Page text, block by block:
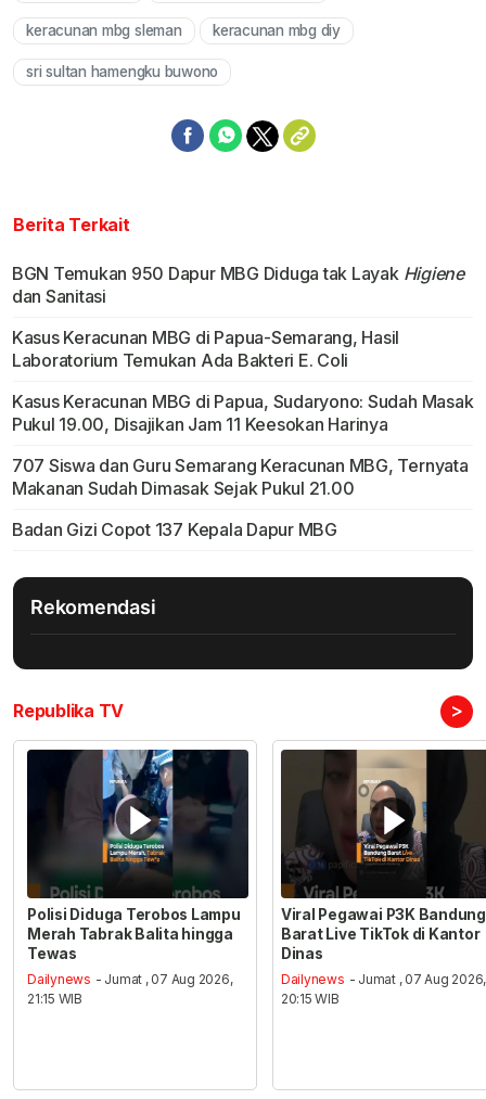
keracunan mbg sleman keracunan mbg diy
sri sultan hamengku buwono
Berita Terkait
BGN Temukan 950 Dapur MBG Diduga tak Layak Higiene
dan Sanitasi
Kasus Keracunan MBG di Papua-Semarang, Hasil
Laboratorium Temukan Ada Bakteri E. Coli
Kasus Keracunan MBG di Papua, Sudaryono: Sudah Masak
Pukul 19.00, Disajikan Jam 11 Keesokan Harinya
707 Siswa dan Guru Semarang Keracunan MBG, Ternyata
Makanan Sudah Dimasak Sejak Pukul 21.00
Badan Gizi Copot 137 Kepala Dapur MBG
Rekomendasi
Republika TV >
Polisi Diduga Terobos Lampu
Merah Tabrak Balita hingga
Tewas
Dailynews - Jumat , 07 Aug 2026,
21:15 WIB
Viral Pegawai P3K Bandung
Barat Live TikTok di Kantor
Dinas
Dailynews - Jumat , 07 Aug 2026,
20:15 WIB